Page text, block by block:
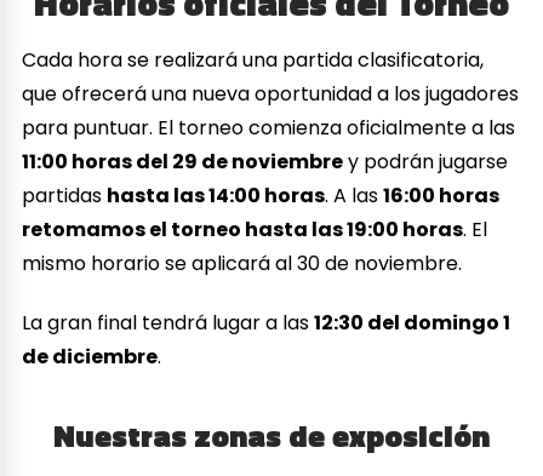
Cada hora se realizará una partida clasificatoria,
que ofrecerá una nueva oportunidad a los jugadores
para puntuar. El torneo comienza oficialmente a las
11:00 horas del 29 de noviembrey podrán jugarse
partidas hasta las 14:00 horas. A las16:00 horas
retomamos el torneo hasta las 19:00 horas. El
mismo horario se aplicará al 30 de noviembre.
La gran final tendrá lugar a las12:30 del domingo 1
de diciembre.
Nuestras zonas de exposición